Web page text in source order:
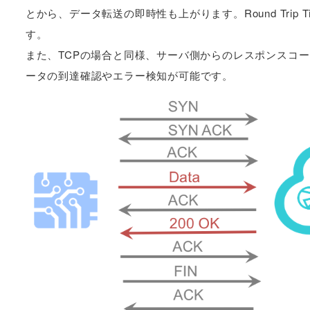
とから、データ転送の即時性も上がります。Round Trip
す。
また、TCPの場合と同様、サーバ側からのレスポンスコ
ータの到達確認やエラー検知が可能です。